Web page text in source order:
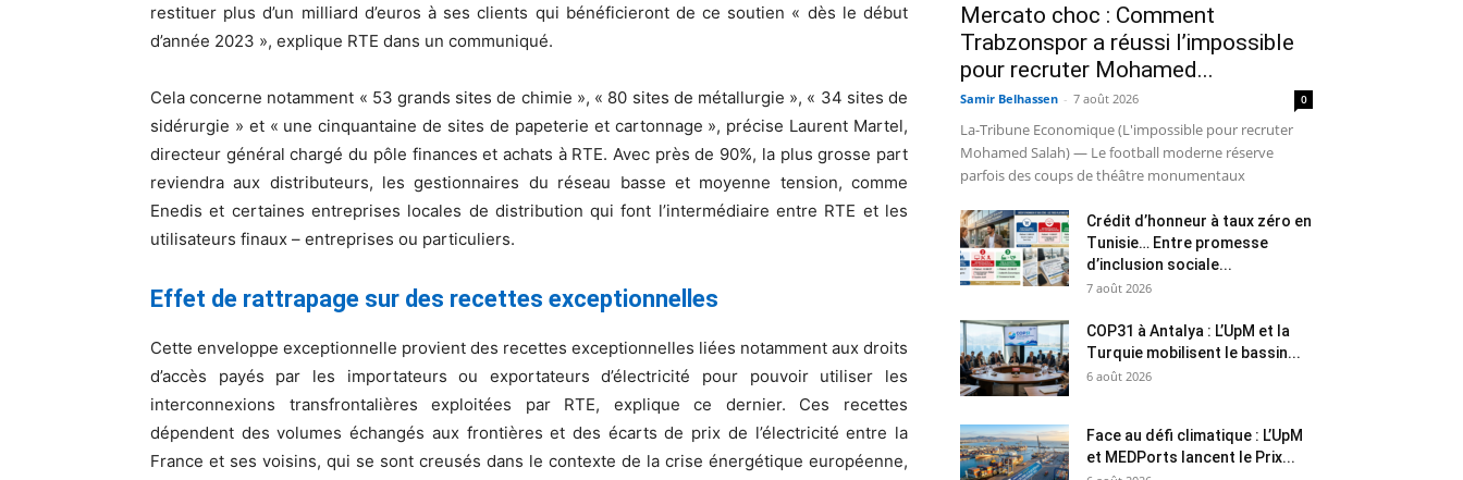
restituer plus d’un milliard d’euros à ses clients qui bénéficieront de ce soutien « dès le début
d’année 2023 », explique RTE dans un communiqué.
Cela concerne notamment « 53 grands sites de chimie », « 80 sites de métallurgie », « 34 sites de
sidérurgie » et « une cinquantaine de sites de papeterie et cartonnage », précise Laurent Martel,
directeur général chargé du pôle finances et achats à RTE. Avec près de 90%, la plus grosse part
reviendra aux distributeurs, les gestionnaires du réseau basse et moyenne tension, comme
Enedis et certaines entreprises locales de distribution qui font l’intermédiaire entre RTE et les
utilisateurs finaux – entreprises ou particuliers.
Effet de rattrapage sur des recettes exceptionnelles
Cette enveloppe exceptionnelle provient des recettes exceptionnelles liées notamment aux droits
d’accès payés par les importateurs ou exportateurs d’électricité pour pouvoir utiliser les
interconnexions transfrontalières exploitées par RTE, explique ce dernier. Ces recettes
dépendent des volumes échangés aux frontières et des écarts de prix de l’électricité entre la
France et ses voisins, qui se sont creusés dans le contexte de la crise énergétique européenne,
Mercato choc : Comment
Trabzonspor a réussi l’impossible
pour recruter Mohamed...
Samir Belhassen - 7 août 2026 0
La-Tribune Economique (L'impossible pour recruter
Mohamed Salah) — Le football moderne réserve
parfois des coups de théâtre monumentaux
Crédit d’honneur à taux zéro en
Tunisie… Entre promesse
d’inclusion sociale...
7 août 2026
COP31 à Antalya : L’UpM et la
Turquie mobilisent le bassin...
6 août 2026
Face au défi climatique : L’UpM
et MEDPorts lancent le Prix...